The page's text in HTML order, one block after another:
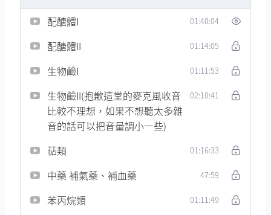
配醣體I 01:40:04
配醣體II 01:14:05
生物鹼I 01:11:53
生物鹼II(抱歉這堂的麥克風收音
比較不理想，如果不想聽太多雜
音的話可以把音量調小一些)
02:10:41
萜類 01:16:33
中藥 補氣藥、補血藥 47:59
苯丙烷類 01:11:49